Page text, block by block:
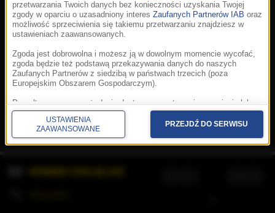
Korzystanie z portalu oznacza akceptację
Prywatność.Aplikacje.© 2026 Radio Muzyka
Fakty Grupa RMF sp. z o.o. sp. k.
przetwarzania Twoich danych bez konieczności uzyskania Twojej
zgody w oparciu o uzasadniony interes Zaufanych Partnerów IAB oraz
możliwość sprzeciwienia się takiemu przetwarzaniu znajdziesz w
ustawieniach zaawansowanych.
Zgoda jest dobrowolna i możesz ją w dowolnym momencie wycofać,
zgoda będzie też podstawą przekazywania danych do naszych
Zaufanych Partnerów z siedzibą w państwach trzecich (poza
Europejskim Obszarem Gospodarczym).
Ponadto masz prawo żądania dostępu, sprostowania, usunięcia lub
ograniczenia przetwarzania danych, a także złożenia skargi do
Prezesa Urzędu Ochrony Danych Osobowych. W polityce prywatności
znajdziesz informacje jak wykonać swoje prawa. Szczegółowe
informacje na temat przetwarzania Twoich danych znajdują się w
USTAWIENIA
ZAAWANSOWANE
PRZEJDŹ DO SERWISU